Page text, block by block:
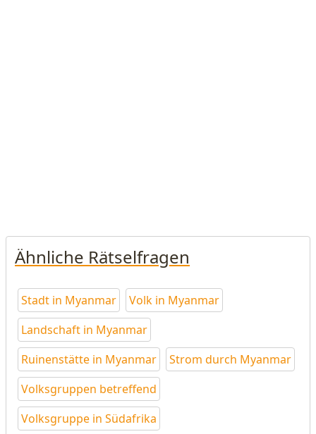
Ähnliche Rätselfragen
Stadt in Myanmar
Volk in Myanmar
Landschaft in Myanmar
Ruinenstätte in Myanmar
Strom durch Myanmar
Volksgruppen betreffend
Volksgruppe in Südafrika